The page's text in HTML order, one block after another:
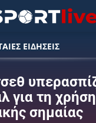
ΕΙΔΗΣΕΙΣ
για τη χρήση
σημαίας